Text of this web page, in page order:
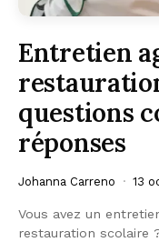
Entretien
questions
réponses
Johanna Carreno 13
Vous avez un
restauration scolaire